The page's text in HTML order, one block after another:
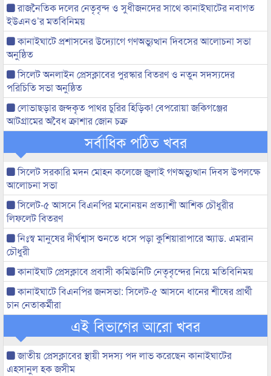
রাজনৈতিক দলের নেতৃবৃন্দ ও সুধীজনদের সাথে কানাইঘাটের নবাগত
ইউএনও’র মতবিনিময়
কানাইঘাটে প্রশাসনের উদ্যোগে গণঅভ্যুত্থান দিবসের আলোচনা সভা
অনুষ্ঠিত
সিলেট অনলাইন প্রেসক্লাবের পুরস্কার বিতরণ ও নতুন সদস্যদের
পরিচিতি সভা অনুষ্ঠিত
লোভাছড়ার জব্দকৃত পাথর চুরির হিড়িক! বেপরোয়া জকিগঞ্জের
আটগ্রামের অবৈধ ক্রাশার জোন চক্র
সর্বাধিক পঠিত খবর
সিলেট সরকারি মদন মোহন কলেজে জুলাই গণঅভ্যুত্থান দিবস উপলক্ষে
আলোচনা সভা
সিলেট-৫ আসনে বিএনপির মনোনয়ন প্রত্যাশী আশিক চৌধুরীর
লিফলেট বিতরণ
নিঃস্ব মানুষের দীর্ঘশ্বাস শুনতে ধসে পড়া কুশিয়ারাপারে অ্যাড. এমরান
চৌধুরী
কানাইঘাট প্রেসক্লাবে প্রবাসী কমিউনিটি নেতৃবৃন্দের নিয়ে মতিবিনিময়
কানাইঘাটে বিএনপির জনসভা: সিলেট-৫ আসনে ধানের শীষের প্রার্থী
চান নেতাকর্মীরা
এই বিভাগের আরো খবর
জাতীয় প্রেসক্লাবের স্থায়ী সদস্য পদ লাভ করেছেন কানাইঘাটের
এহসানুল হক জসীম